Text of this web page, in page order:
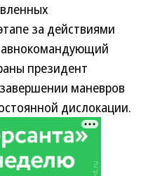
за действиями
президент
маневров
дислокации.